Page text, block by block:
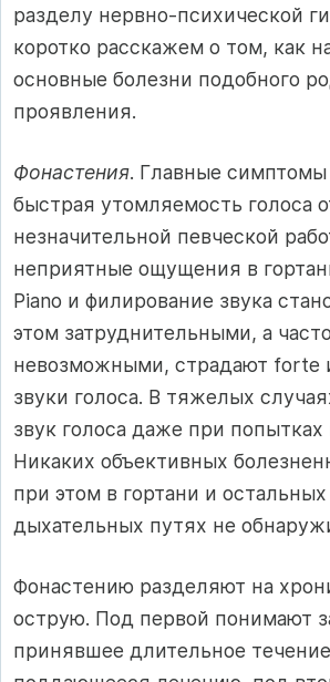
разделу нервно-психической
коротко расскажем о том, как
основные болезни подобного
проявления.
Фонастения. Главные симптомы
быстрая утомляемость голоса
незначительной певческой
неприятные ощущения в
Piano и филирование звука
этом затруднительными, а часто
невозможными, страдают forte
звуки голоса. В тяжелых
звук голоса даже при попытках
Никаких объективных
при этом в гортани и
дыхательных путях не
Фонастению разделяют на
острую. Под первой понимают
принявшее длительное